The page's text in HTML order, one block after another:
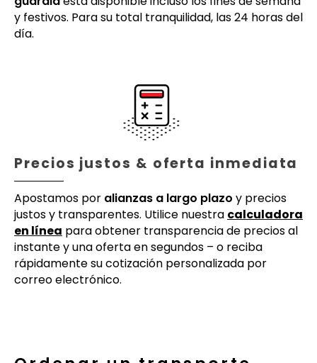
y festivos. Para su total tranquilidad, las 24 horas del
día.
Precios justos & oferta inmediata
Apostamos por alianzas a largo plazo y precios
justos y transparentes. Utilice nuestra calculadora
en línea para obtener transparencia de precios al
instante y una oferta en segundos – o reciba
rápidamente su cotización personalizada por
correo electrónico.